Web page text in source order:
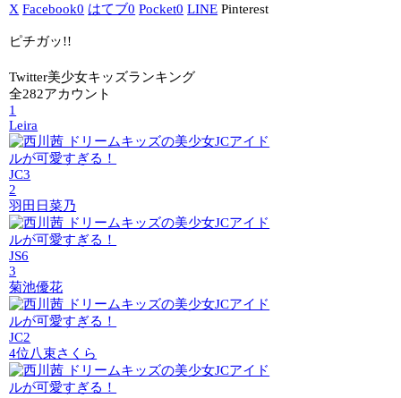
X Facebook0 はてブ0 Pocket0 LINE Pinterest
ピチガッ!!
Twitter美少女キッズランキング
全282アカウント
1
Leira
JC3
2
羽田日菜乃
JS6
3
菊池優花
JC2
4位八束さくら